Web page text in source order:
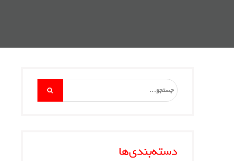
Search
for:
دسته‌بندی‌ها